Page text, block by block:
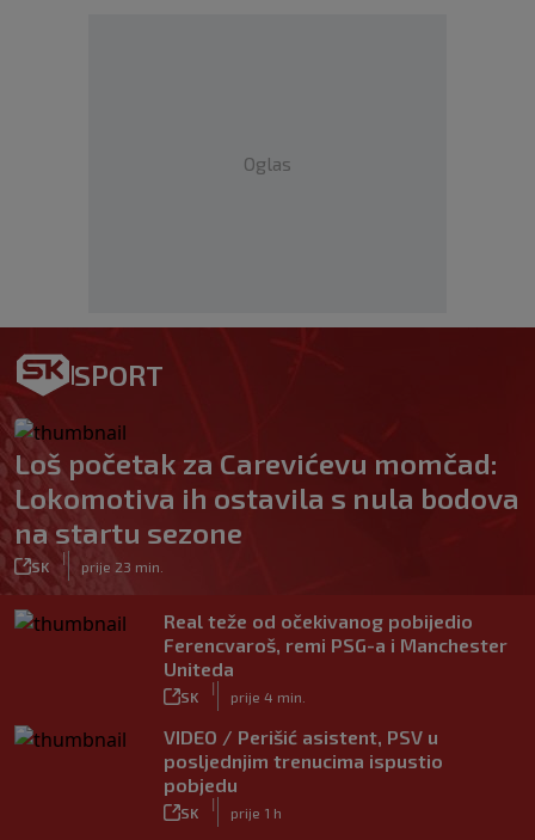
Oglas
SPORT
Loš početak za Carevićevu momčad:
Lokomotiva ih ostavila s nula bodova
na startu sezone
SK
|
prije 23 min.
Real teže od očekivanog pobijedio
Ferencvaroš, remi PSG-a i Manchester
Uniteda
SK
|
prije 4 min.
VIDEO / Perišić asistent, PSV u
posljednjim trenucima ispustio
pobjedu
SK
|
prije 1 h